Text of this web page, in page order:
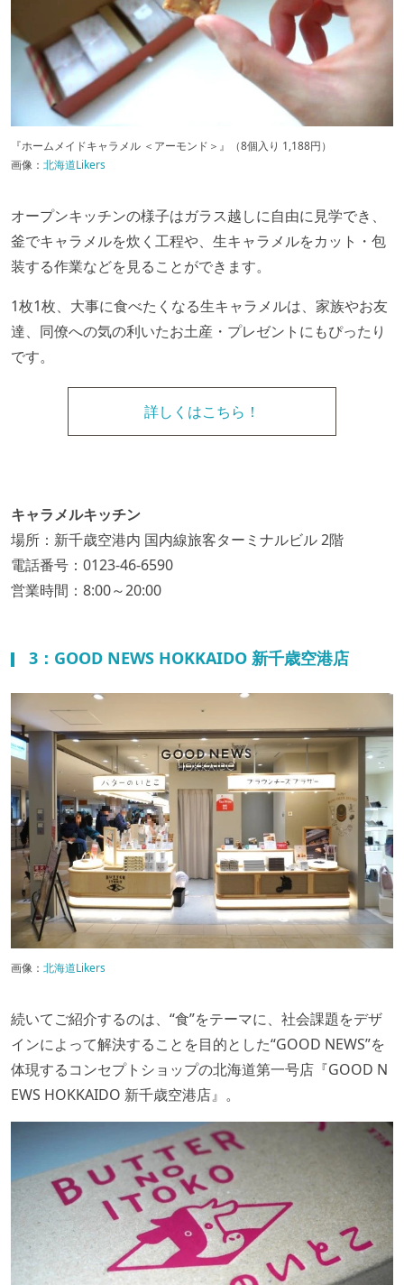
『ホームメイドキャラメル ＜アーモンド＞』（8個入り 1,188円）
画像： 北海道Likers
オープンキッチンの様子はガラス越しに自由に見学でき、
釜でキャラメルを炊く工程や、生キャラメルをカット・包
装する作業などを見ることができます。
1枚1枚、大事に食べたくなる生キャラメルは、家族やお友
達、同僚への気の利いたお土産・プレゼントにもぴったり
です。
詳しくはこちら！
キャラメルキッチン
場所：新千歳空港内 国内線旅客ターミナルビル 2階
電話番号：0123-46-6590
営業時間：8:00～20:00
3：GOOD NEWS HOKKAIDO 新千歳空港店
画像： 北海道Likers
続いてご紹介するのは、“食”をテーマに、社会課題をデザ
インによって解決することを目的とした“GOOD NEWS”を
体現するコンセプトショップの北海道第一号店『GOOD N
EWS HOKKAIDO 新千歳空港店』。